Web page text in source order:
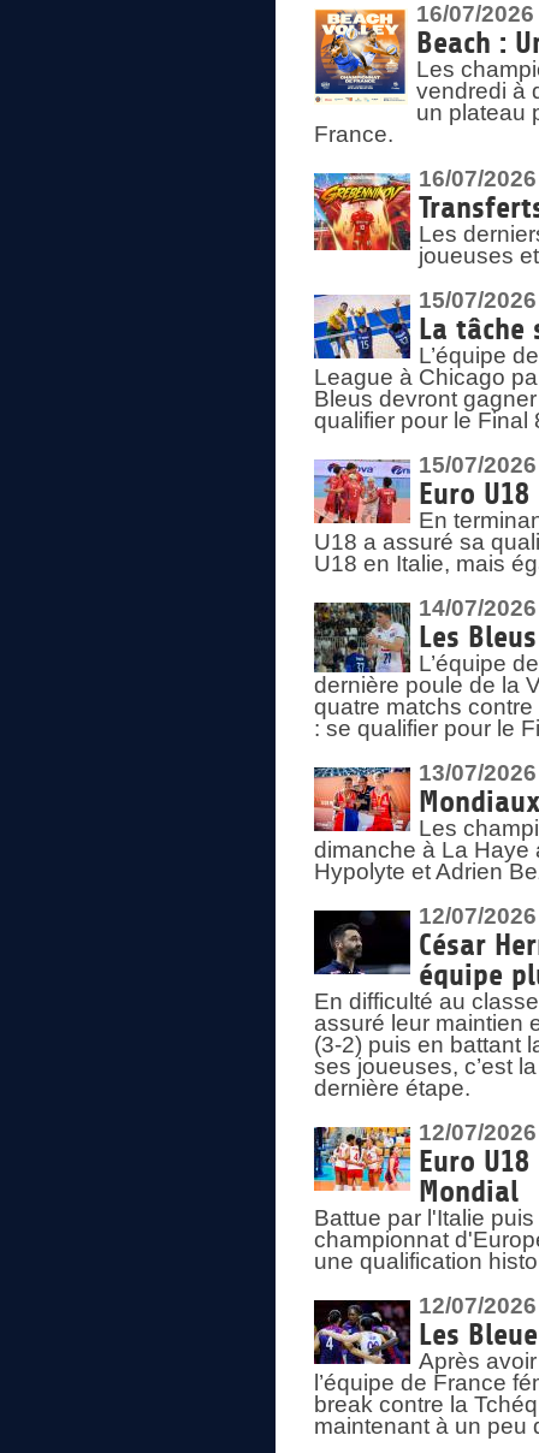
16/07/2026
Beach :
Les
vendredi à
un plateau
France.
16/07/2026
Les
joueuses
15/07/2026
La tâche
L’équipe
League à Chicago
Bleus devront
qualifier pour le Final
15/07/2026
Euro
En
U18 a assuré sa
U18 en Italie, mais
14/07/2026
Les
L’équipe
dernière poule de la
quatre matchs
: se qualifier pour le
13/07/2026
Les
dimanche à La Haye
Hypolyte et Adrien
12/07/2026
César
équipe
En difficulté au
assuré leur maintien
(3-2) puis en battant
ses joueuses, c’est
dernière étape.
12/07/2026
Euro
Mondial
Battue par l'Italie
championnat
une qualification
12/07/2026
Les
Après
l’équipe de France
break contre la
maintenant à un peu